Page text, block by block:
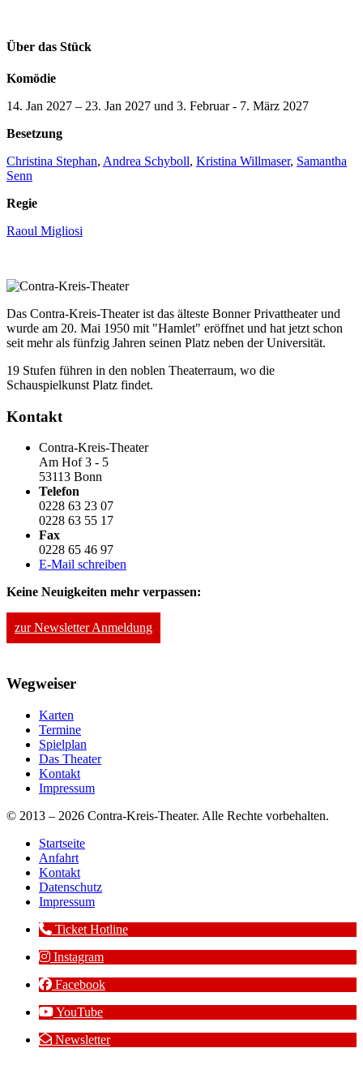
Über das Stück
Komödie
14. Jan 2027 – 23. Jan 2027
Besetzung
Christina Stephan, Andrea Schyboll, Kristina Willmaser, Samantha
Senn
Regie
Raoul Migliosi
Das Contra-Kreis-Theater ist das älteste Bonner Privattheater und
wurde am 20. Mai 1950 mit "Hamlet" eröffnet und hat jetzt schon
seit mehr als fünfzig Jahren seinen Platz neben der Universität.
19 Stufen führen in den noblen Theaterraum, wo die
Schauspielkunst Platz findet.
Kontakt
Contra-Kreis-Theater
Am Hof 3 - 5
53113 Bonn
Telefon
0228 63 23 07
0228 63 55 17
Fax
0228 65 46 97
E-Mail schreiben
Keine Neuigkeiten mehr verpassen:
zur Newsletter Anmeldung
Wegweiser
Karten
Termine
Spielplan
Das Theater
Kontakt
Impressum
© 2013 – 2026 Contra-Kreis-Theater. Alle Rechte vorbehalten.
Startseite
Anfahrt
Kontakt
Datenschutz
Impressum
Ticket Hotline
Instagram
Facebook
YouTube
Newsletter